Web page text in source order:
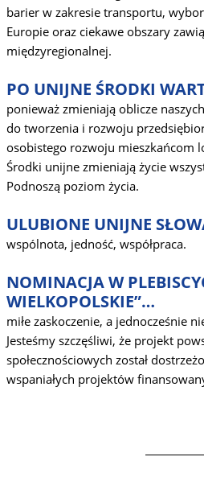
barier w zakresie transportu,
Europie oraz ciekawe obszary
międzyregionalnej.
PO UNIJNE ŚRODKI
ponieważ zmieniają oblicze
do tworzenia i rozwoju
osobistego rozwoju mieszkańcom
Środki unijne zmieniają życie
Podnoszą poziom życia.
ULUBIONE UNIJNE
wspólnota, jedność, współpraca.
NOMINACJA W
WIELKOPOLSKIE”…
miłe zaskoczenie, a jednocześnie
Jesteśmy szczęśliwi, że projekt
społecznościowych został
wspaniałych projektów